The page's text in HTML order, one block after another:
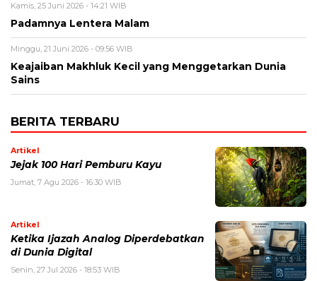
Kamis, 25 Juni 2026 - 14:21 WIB
Padamnya Lentera Malam
Minggu, 21 Juni 2026 - 09:56 WIB
Keajaiban Makhluk Kecil yang Menggetarkan Dunia
Sains
BERITA TERBARU
Artikel
Jejak 100 Hari Pemburu Kayu
Jumat, 7 Agu 2026 - 16:30 WIB
Artikel
Ketika Ijazah Analog Diperdebatkan
di Dunia Digital
Senin, 27 Jul 2026 - 18:53 WIB